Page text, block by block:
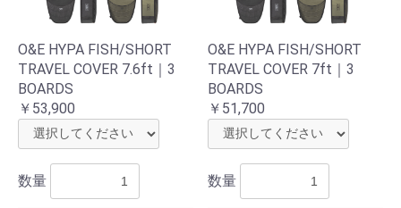
O&E HYPA FISH/SHORT
TRAVEL COVER 7.6ft｜3
BOARDS
￥53,900
数量
O&E HYPA FISH/SHORT
TRAVEL COVER 7ft｜3
BOARDS
￥51,700
数量